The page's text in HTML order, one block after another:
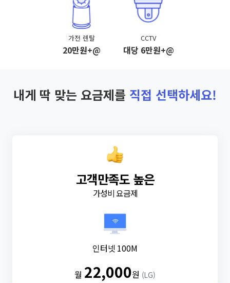
가전 렌탈
20만원+@
CCTV
대당 6만원+@
내게 딱 맞는 요금제를 직접 선택하세요!
고객만족도 높은
가성비 요금제
인터넷 100M
월 22,000원 (LG)